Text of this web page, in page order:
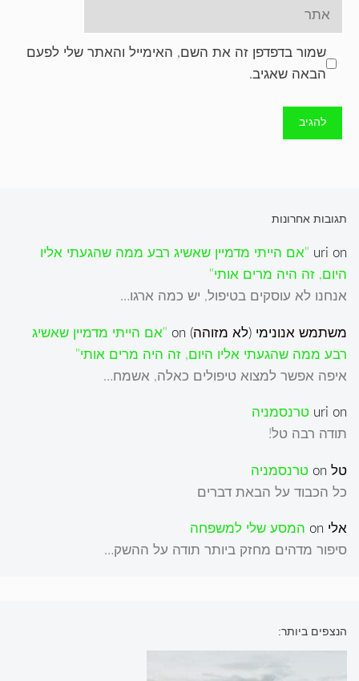
שמור בדפדפן זה את השם, האימייל והאתר שלי לפעם
הבאה שאגיב.
תגובות אחרונות
uri on
"אם הייתי מדמיין שאשיג רבע ממה שהגעתי אליו
היום, זה היה מרים אותי"
אנחנו לא עוסקים בטיפול, יש כמה ארגו…
משתמש אנונימי (לא מזוהה) on "אם הייתי מדמיין שאשיג
רבע ממה שהגעתי אליו היום, זה היה מרים אותי"
איפה אפשר למצוא טיפולים כאלה, אשמח…
uri on
טרנסמניה
תודה רבה טל!
טל on טרנסמניה
כל הכבוד על הבאת דברים
אלי on המסע שלי למשפחה
סיפור מדהים מחזק ביותר תודה על ההשק…
הנצפים ביותר: